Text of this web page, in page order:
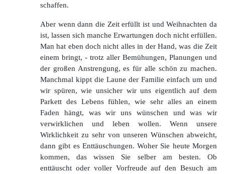
schaffen.
Aber wenn dann die Zeit erfüllt ist und Weihnachten da
ist, lassen sich manche Erwartungen doch nicht erfüllen.
Man hat eben doch nicht alles in der Hand, was die Zeit
einem bringt, - trotz aller Bemühungen, Planungen und
der großen Anstrengung, es für alle schön zu machen.
Manchmal kippt die Laune der Familie einfach um und
wir spüren, wie unsicher wir uns eigentlich auf dem
Parkett des Lebens fühlen, wie sehr alles an einem
Faden hängt, was wir uns wünschen und was wir
verwirklichen und leben wollen. Wenn unsere
Wirklichkeit zu sehr von unseren Wünschen abweicht,
dann gibt es Enttäuschungen. Woher Sie heute Morgen
kommen, das wissen Sie selber am besten. Ob
enttäuscht oder voller Vorfreude auf den Besuch am